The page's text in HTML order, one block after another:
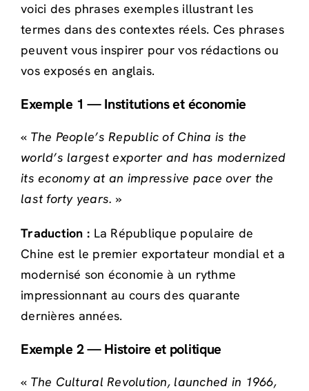
voici des phrases exemples illustrant les
termes dans des contextes réels. Ces phrases
peuvent vous inspirer pour vos rédactions ou
vos exposés en anglais.
Exemple 1 — Institutions et économie
« The People’s Republic of China is the
world’s largest exporter and has modernized
its economy at an impressive pace over the
last forty years. »
Traduction : La République populaire de
Chine est le premier exportateur mondial et a
modernisé son économie à un rythme
impressionnant au cours des quarante
dernières années.
Exemple 2 — Histoire et politique
« The Cultural Revolution, launched in 1966,